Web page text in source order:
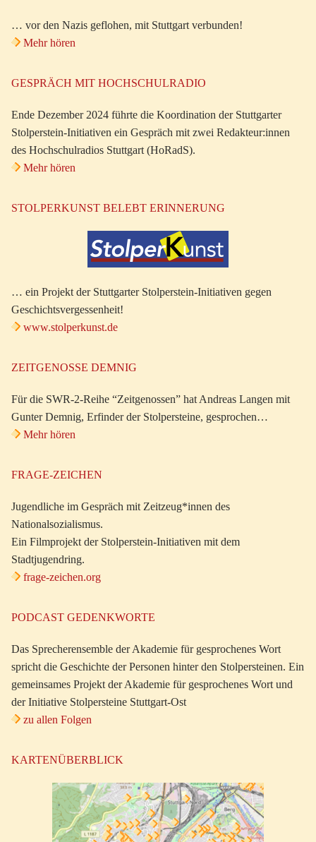
… vor den Nazis geflohen, mit Stuttgart verbunden!
Mehr hören
GESPRÄCH MIT HOCHSCHULRADIO
Ende Dezember 2024 führte die Koordination der Stuttgarter
Stolperstein-Initiativen ein Gespräch mit zwei Redakteur:innen
des Hochschulradios Stuttgart (HoRadS).
Mehr hören
STOLPERKUNST BELEBT ERINNERUNG
… ein Projekt der Stuttgarter Stolperstein-Initiativen gegen
Geschichtsvergessenheit!
www.stolperkunst.de
ZEITGENOSSE DEMNIG
Für die SWR-2-Reihe “Zeitgenossen” hat Andreas Langen mit
Gunter Demnig, Erfinder der Stolpersteine, gesprochen…
Mehr hören
FRAGE-ZEICHEN
Jugendliche im Gespräch mit Zeitzeug*innen des
Nationalsozialismus.
Ein Filmprojekt der Stolperstein-Initiativen mit dem
Stadtjugendring.
frage-zeichen.org
PODCAST GEDENKWORTE
Das Sprecherensemble der Akademie für gesprochenes Wort
spricht die Geschichte der Personen hinter den Stolpersteinen. Ein
gemeinsames Projekt der Akademie für gesprochenes Wort und
der Initiative Stolpersteine Stuttgart-Ost
zu allen Folgen
KARTENÜBERBLICK